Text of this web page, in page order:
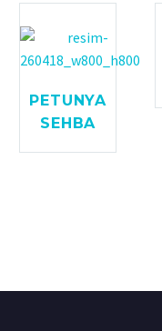
PETUNYA
SEHBA